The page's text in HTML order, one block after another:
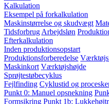
Kalkulation
Eksempel på forkalkulation
Maskinstørrelse og skudvægt
Tidsforbrug Arbejdsløn
Efterkalkulation
Inden produktionsopstart
Produktionsforberedelse
Maskinkort Værktøjshøjde
Sprøjtestøbecyklus
Fejlfinding Cyklustid og
Punkt 0: Manuel opsnekning
Formsikring Punkt 1b: